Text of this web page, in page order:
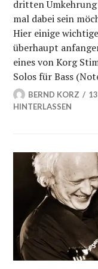
dritten
mal dabei sein
Hier einige
überhaupt
eines von Korg
Solos für Bass
BERND KORZ
HINTERLASSEN